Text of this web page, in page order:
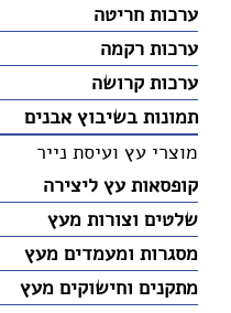
ערכות חריטה
ערכות רקמה
ערכות קרושה
תמונות בשיבוץ אבנים
מוצרי עץ ועיסת נייר
קופסאות עץ ליצירה
שלטים וצורות מעץ
מסגרות ומעמדים מעץ
מתקנים וחישוקים מעץ